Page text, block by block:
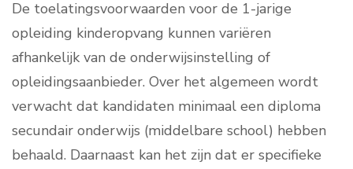
De toelatingsvoorwaarden voor de 1-jarige
opleiding kinderopvang kunnen variëren
afhankelijk van de onderwijsinstelling of
opleidingsaanbieder. Over het algemeen wordt
verwacht dat kandidaten minimaal een diploma
secundair onderwijs (middelbare school) hebben
behaald. Daarnaast kan het zijn dat er specifieke